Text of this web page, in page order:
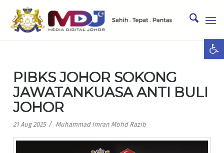
PIBKS JOHOR SOKONG
JAWATANKUASA ANTI BULI
JOHOR
21 Aug 2025 / Muhammad Imran Mohd Razib